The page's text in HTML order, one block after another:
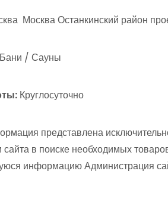
Москва Останкинский район
Бани / Сауны
Круглосуточно
представлена
сайта в поиске необходимых
информацию Администрация